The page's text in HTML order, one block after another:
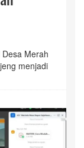
Merah
menjadi